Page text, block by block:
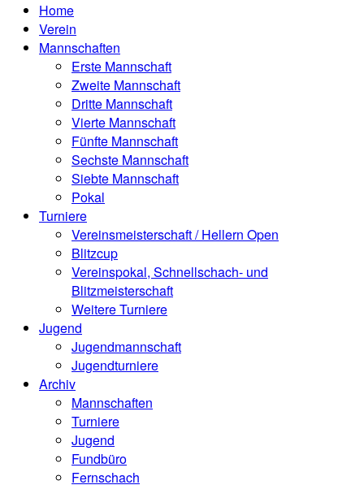
Home
Verein
Mannschaften
Erste Mannschaft
Zweite Mannschaft
Dritte Mannschaft
Vierte Mannschaft
Fünfte Mannschaft
Sechste Mannschaft
Siebte Mannschaft
Pokal
Turniere
Vereinsmeisterschaft / Hellern Open
Blitzcup
Vereinspokal, Schnellschach- und
Blitzmeisterschaft
Weitere Turniere
Jugend
Jugendmannschaft
Jugendturniere
Archiv
Mannschaften
Turniere
Jugend
Fundbüro
Fernschach